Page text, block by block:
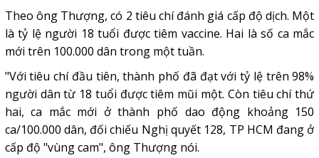
Theo ông Thượng, có 2 tiêu chí đánh giá cấp độ dịch. Một
là tỷ lệ người 18 tuổi được tiêm vaccine. Hai là số ca mắc
mới trên 100.000 dân trong một tuần.
"Với tiêu chí đầu tiên, thành phố đã đạt với tỷ lệ trên 98%
người dân từ 18 tuổi được tiêm mũi một. Còn tiêu chí thứ
hai, ca mắc mới ở thành phố dao động khoảng 150
ca/100.000 dân, đối chiếu Nghị quyết 128, TP HCM đang ở
cấp độ "vùng cam", ông Thượng nói.